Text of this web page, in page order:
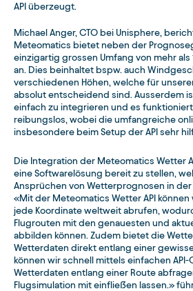
API überzeugt.
Michael Anger, CTO bei Unisphere,
Meteomatics bietet neben der
einzigartig grossen Umfang von mehr
an. Dies beinhaltet bspw. auch
verschiedenen Höhen, welche für
absolut entscheidend sind. Ausserdem
einfach zu integrieren und es
reibungslos, wobei die umfangreiche
insbesondere beim Setup der API sehr
Die Integration der Meteomatics Wetter
eine Softwarelösung bereit zu stellen,
Ansprüchen von Wetterprognosen in
«Mit der Meteomatics Wetter API
jede Koordinate weltweit abrufen,
Flugrouten mit den genauesten und
abbilden können. Zudem bietet die
Wetterdaten direkt entlang einer
können wir schnell mittels einfachen API-
Wetterdaten entlang einer Route
Flugsimulation mit einfließen lassen.»